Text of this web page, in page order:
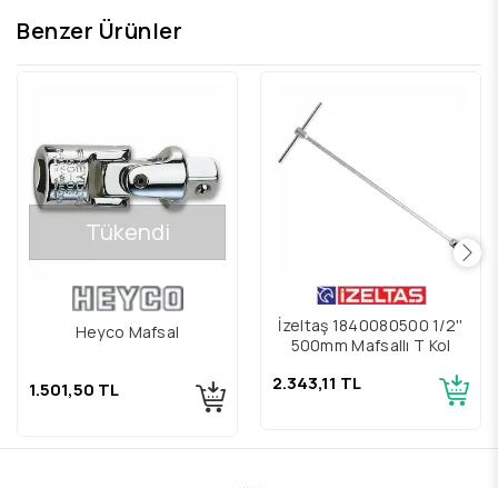
Benzer Ürünler
Tükendi
Heyco Mafsal
1.501,50 TL
İzeltaş 1840080500 1/2''
500mm Mafsallı T Kol
2.343,11 TL